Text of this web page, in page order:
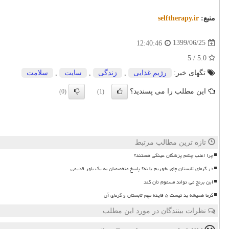
منبع: selftherapy.ir
1399/06/25
12:40:46
تگهای خبر:
رژیم غذایی زندگی سایت سلامت
این مطلب را می پسندید؟ (1)
(0)
تازه ترین مطالب مرتبط
چرا اغلب چشم پزشکان عینکی هستند؟
در گرمای تابستان چای بخوریم یا نه؟ پاسخ متخصصان به یک باور قدیمی
این برنج می تواند مسموم تان کند
گرما همیشه بد نیست ۵ فایده مهم تابستان و گرمای آن
نظرات بینندگان در مورد این مطلب